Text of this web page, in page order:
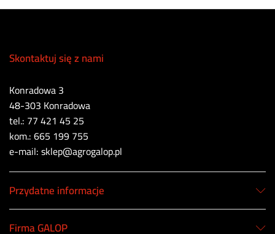
Skontaktuj się z nami
Konradowa 3
48-303 Konradowa
tel.: 77 421 45 25
kom.: 665 199 755
e-mail: sklep@agrogalop.pl
Przydatne informacje
Firma GALOP